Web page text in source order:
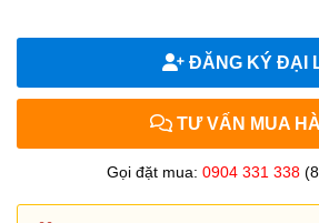
ĐĂNG KÝ ĐẠI
TƯ VẤN MUA
Gọi đặt mua: 0904 331 338